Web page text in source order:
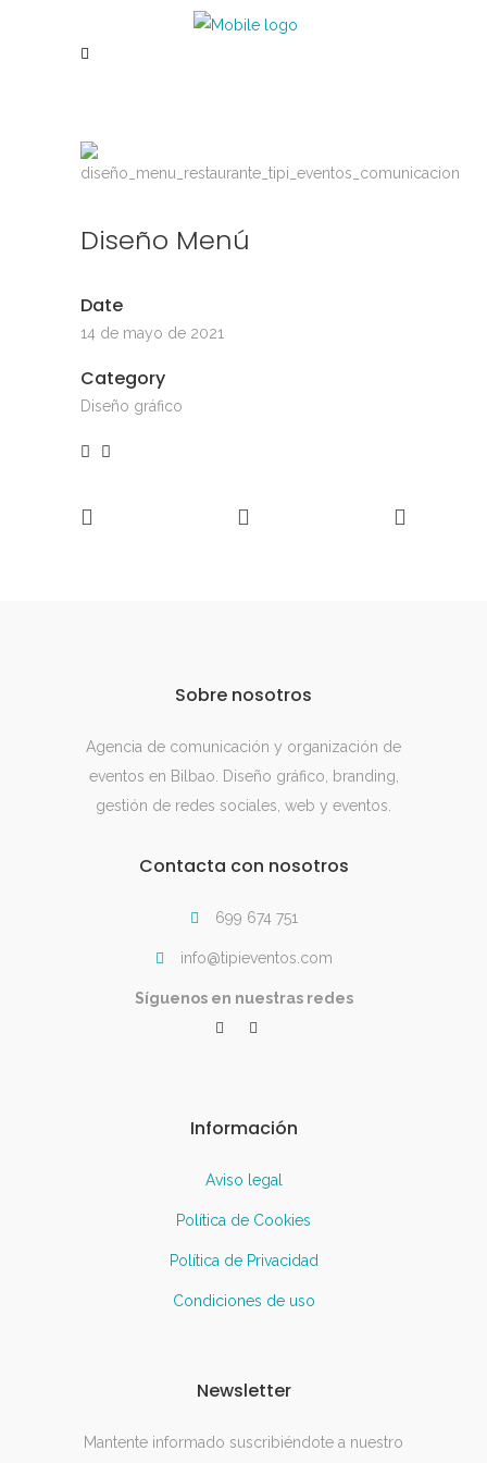
Diseño Menú
Date
14 de mayo de 2021
Category
Diseño gráfico
Sobre nosotros
Agencia de comunicación y organización de
eventos en Bilbao. Diseño gráfico, branding,
gestión de redes sociales, web y eventos.
Contacta con nosotros
699 674 751
info@tipieventos.com
Síguenos en nuestras redes
Información
Aviso legal
Política de Cookies
Política de Privacidad
Condiciones de uso
Newsletter
Mantente informado suscribiéndote a nuestro